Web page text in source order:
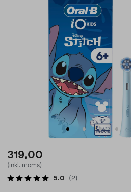
319,00
(inkl. moms)
5.0 ( 2)